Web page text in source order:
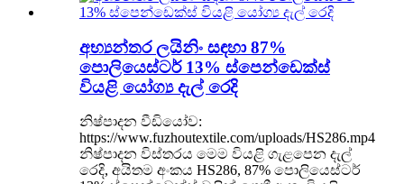
අභ්‍යන්තර ලයිනිං සඳහා 87%
පොලියෙස්ටර් 13% ස්පෙන්ඩෙක්ස්
වියළි යෝග්‍ය දැල් රෙදි
නිෂ්පාදන වීඩියෝව:
https://www.fuzhoutextile.com/uploads/HS286.mp4
නිෂ්පාදන විස්තරය මෙම වියළි ගැළපෙන දැල්
රෙදි, අයිතම අංකය HS286, 87% පොලියෙස්ටර්